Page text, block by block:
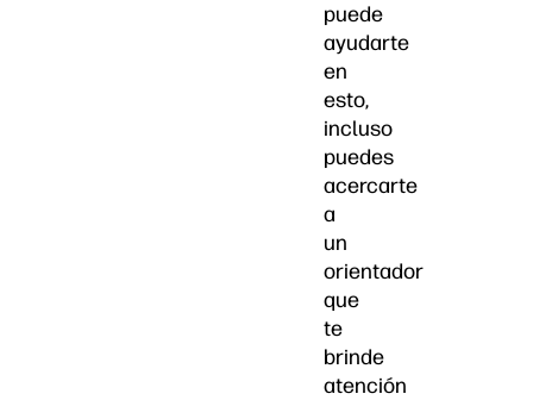
puede
ayudarte
en
esto,
incluso
puedes
acercarte
a
un
orientador
que
te
brinde
atención